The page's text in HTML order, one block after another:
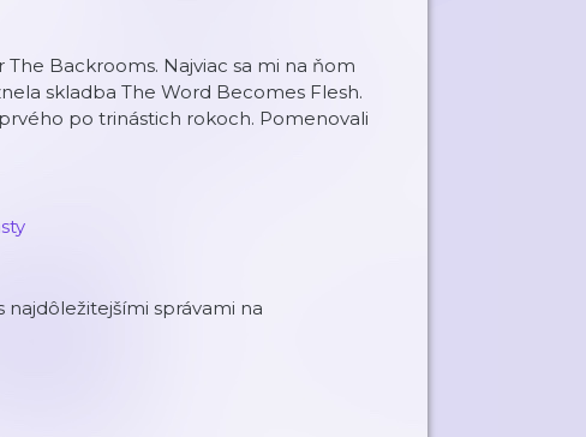
Backrooms. Najviac sa mi na ňom
skladba The Word Becomes Flesh.
po trinástich rokoch. Pomenovali
najdôležitejšími správami na